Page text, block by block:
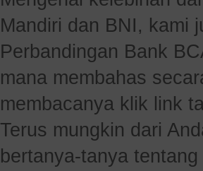
Mandiri dan BNI, kami
Perbandingan Bank
mana membahas
membacanya klik link
Terus mungkin dari
bertanya-tanya